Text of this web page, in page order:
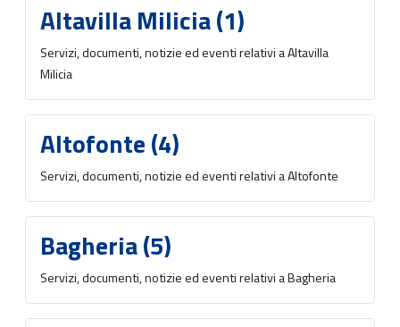
Altavilla Milicia (1)
Servizi, documenti, notizie ed eventi relativi a Altavilla
Milicia
Altofonte (4)
Servizi, documenti, notizie ed eventi relativi a Altofonte
Bagheria (5)
Servizi, documenti, notizie ed eventi relativi a Bagheria